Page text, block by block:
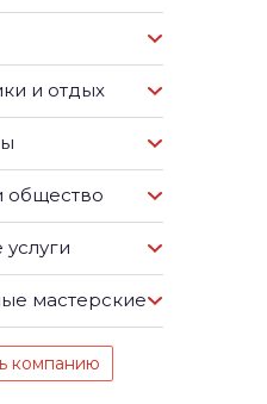
и отдых
общество
мастерские
компанию